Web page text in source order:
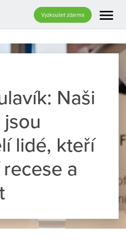
Vyzkoušet zdarma menu
Naši
lidé, kteří
a